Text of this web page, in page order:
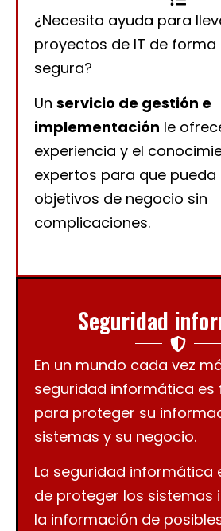
¿Necesita ayuda para
proyectos de IT de forma
segura?
Un servicio de gestión e
implementación le
experiencia y el
expertos para que pueda
objetivos de negocio sin
complicaciones.
Seguridad
En un mundo cada vez
seguridad informática es
para proteger su
sistemas y su negocio.
La seguridad informática
de proteger los sistemas
la información de